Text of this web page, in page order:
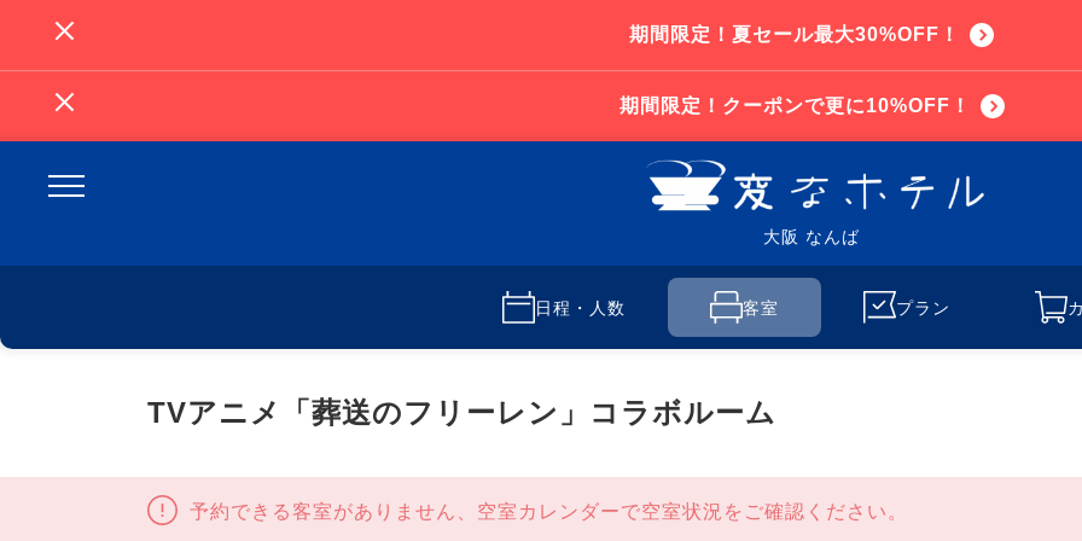
期間限定！夏セール最大30%OFF！
期間限定！クーポンで更に10%OFF！
大阪 なんば
日程・人数 客室 プラン
TVアニメ「葬送のフリーレン」コラボルーム
予約できる客室がありません、空室カレンダーで空室状況をご確認ください。